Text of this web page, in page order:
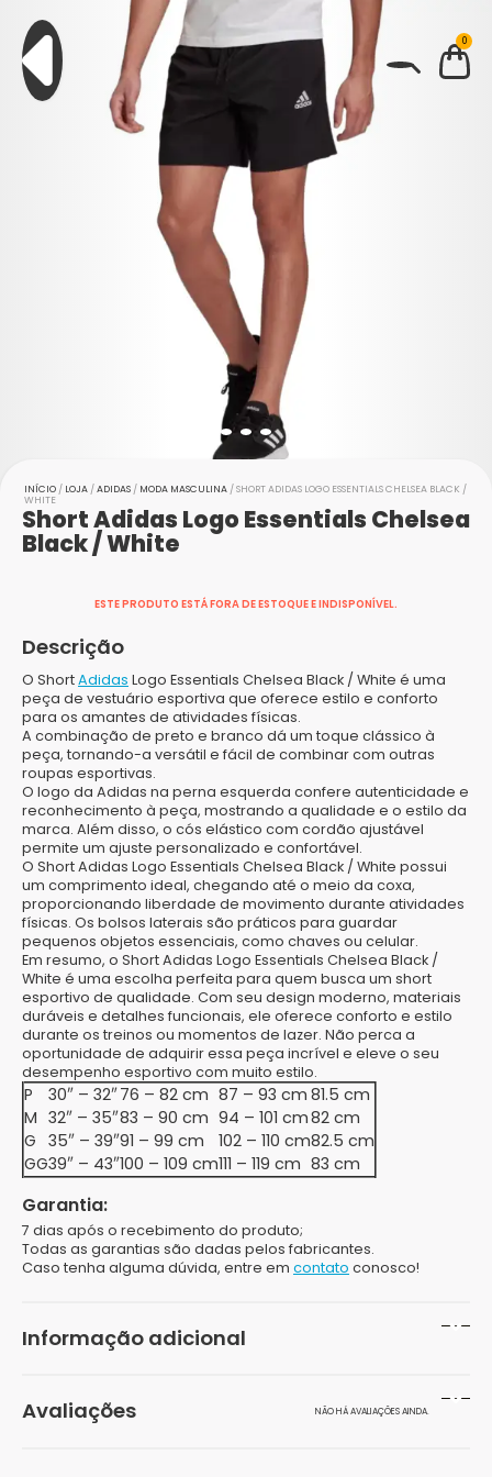
0
BUSCAR
INÍCIO / LOJA /ADIDAS / MODA MASCULINA / SHORT ADIDAS LOGO ESSENTIALS CHELSEA BLACK /
WHITE
Short Adidas Logo Essentials Chelsea
Black / White
ESTE PRODUTO ESTÁ FORA DE ESTOQUE E INDISPONÍVEL.
Descrição
O ShortAdidas Logo Essentials Chelsea Black / White é uma
peça de vestuário esportiva que oferece estilo e conforto
para os amantes de atividades físicas.
A combinação de preto e branco dá um toque clássico à
peça, tornando-a versátil e fácil de combinar com outras
roupas esportivas.
O logo da Adidas na perna esquerda confere autenticidade e
reconhecimento à peça, mostrando a qualidade e o estilo da
marca. Além disso, o cós elástico com cordão ajustável
permite um ajuste personalizado e confortável.
O Short Adidas Logo Essentials Chelsea Black / White possui
um comprimento ideal, chegando até o meio da coxa,
proporcionando liberdade de movimento durante atividades
físicas. Os bolsos laterais são práticos para guardar
pequenos objetos essenciais, como chaves ou celular.
Em resumo, o Short Adidas Logo Essentials Chelsea Black /
White é uma escolha perfeita para quem busca um short
esportivo de qualidade. Com seu design moderno, materiais
duráveis e detalhes funcionais, ele oferece conforto e estilo
durante os treinos ou momentos de lazer. Não perca a
oportunidade de adquirir essa peça incrível e eleve o seu
desempenho esportivo com muito estilo.
P 30″ – 32″76 – 82 cm 87 – 93 cm 81.5 cm
M 32″ – 35″83 – 90 cm 94 – 101 cm82 cm
G 35″ – 39″91 – 99 cm 102 – 110 cm82.5 cm
GG39″ – 43″100 – 109 cm111 – 119 cm 83 cm
Garantia:
7 dias após o recebimento do produto;
Todas as garantias são dadas pelos fabricantes.
Caso tenha alguma dúvida, entre em contato conosco!
Informação adicional
Avaliações NÃO HÁ AVALIAÇÕES AINDA.